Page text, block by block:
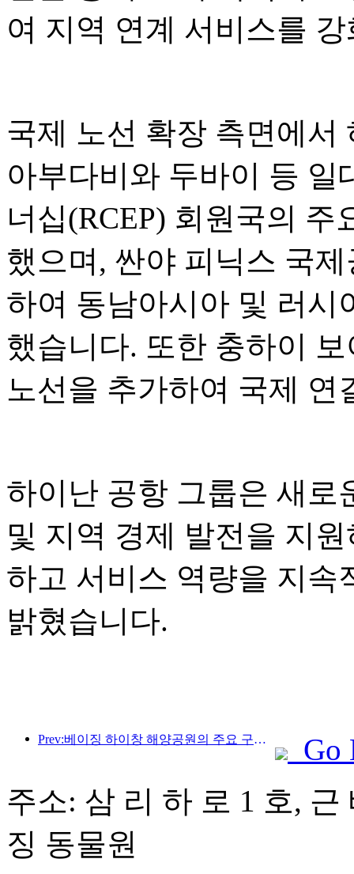
여 지역 연계 서비스를
국제 노선 확장 측면에서
아부다비와 두바이 등
너십(RCEP) 회원국의
했으며, 싼야 피닉스 국
하여 동남아시아 및 러시
했습니다. 또한 충하이
노선을 추가하여 국제
하이난 공항 그룹은 새로
및 지역 경제 발전을 지
하고 서비스 역량을 지속
밝혔습니다.
Prev:베이징 하이창 해양공원의 주요 구조물은 연내 상량될 예정이며, 완공 및 개장은 2027년으로 예상됩니다.
Go
주소: 삼 리 하 로 1 호,
징 동물원